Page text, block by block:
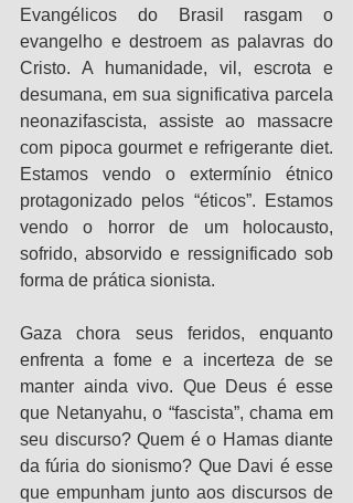
Evangélicos do Brasil rasgam o
evangelho e destroem as palavras do
Cristo. A humanidade, vil, escrota e
desumana, em sua significativa parcela
neonazifascista, assiste ao massacre
com pipoca gourmet e refrigerante diet.
Estamos vendo o extermínio étnico
protagonizado pelos “éticos”. Estamos
vendo o horror de um holocausto,
sofrido, absorvido e ressignificado sob
forma de prática sionista.
Gaza chora seus feridos, enquanto
enfrenta a fome e a incerteza de se
manter ainda vivo. Que Deus é esse
que Netanyahu, o “fascista”, chama em
seu discurso? Quem é o Hamas diante
da fúria do sionismo? Que Davi é esse
que empunham junto aos discursos de